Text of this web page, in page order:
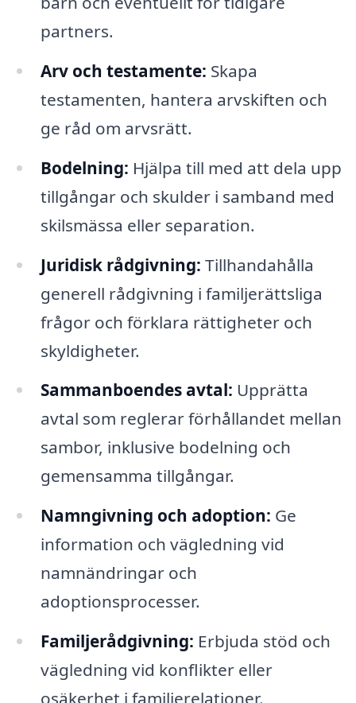
partners.
Arv och testamente: Skapa
testamenten, hantera arvskiften och
ge råd om arvsrätt.
Bodelning: Hjälpa till med att dela upp
tillgångar och skulder i samband med
skilsmässa eller separation.
Juridisk rådgivning: Tillhandahålla
generell rådgivning i familjerättsliga
frågor och förklara rättigheter och
skyldigheter.
Sammanboendes avtal: Upprätta
avtal som reglerar förhållandet mellan
sambor, inklusive bodelning och
gemensamma tillgångar.
Namngivning och adoption: Ge
information och vägledning vid
namnändringar och
adoptionsprocesser.
Familjerådgivning: Erbjuda stöd och
vägledning vid konflikter eller
osäkerhet i familjerelationer.